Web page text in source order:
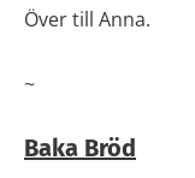
Över till Anna.
~
Baka Bröd